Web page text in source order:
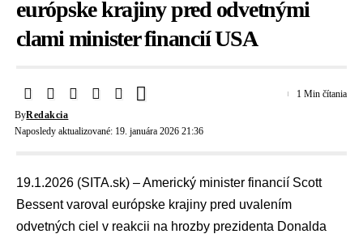
európske krajiny pred odvetnými
clami minister financií USA
Naposledy aktualizované: 19. januára 2026 21:36
ByRedakcia
1 Min čítania
19.1.2026 (SITA.sk) – Americký minister financií Scott
Bessentvaroval európske krajiny pred uvalením
odvetných ciel v reakcii na hrozby prezidenta Donalda